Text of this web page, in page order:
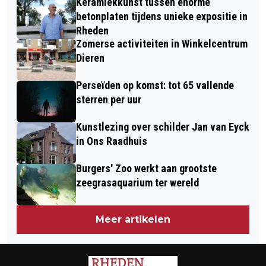
IN DIERENbetonplaten tijdens unieke expositie in
Rheden
Zomerse activiteiten in Winkelcentrum
Dieren
Perseïden op komst: tot 65 vallende
sterren per uur
Kunstlezing over schilder Jan van Eyck
in Ons Raadhuis
Burgers' Zoo werkt aan grootste
zeegrasaquarium ter wereld
Meer artikelen